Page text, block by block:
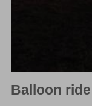
Balloon